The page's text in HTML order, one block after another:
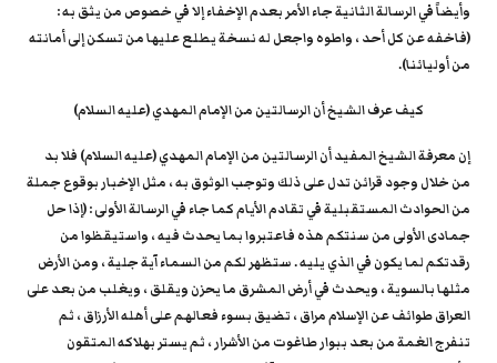
وأيضاً في الرسالة الثانية جاء الأمر بعدم الإخفاء إلا في خصوص من يثق به :
(فاخفه عن كل أحد ، واطوه واجعل له نسخة يطلع عليها من تسكن إلى أمانته
من أوليائنا).
كيف عرف الشيخ أن الرسالتين من الإمام المهدي (عليه السلام)
إن معرفة الشيخ المفيد أن الرسالتين من الإمام المهدي (عليه السلام) فلا بد
من خلال وجود قرائن تدل على ذلك وتوجب الوثوق به ، مثل الإخبار بوقوع جملة
من الحوادث المستقبلية في تقادم الأيام كما جاء في الرسالة الأولى : (إذا حل
جمادى الأولى من سنتكم هذه فاعتبروا بما يحدث فيه ، واستيقظوا من
رقدتكم لما يكون في الذي يليه . ستظهر لكم من السماء آية جلية ، ومن الأرض
مثلها بالسوية ، ويحدث في أرض المشرق ما يحزن ويقلق ، ويغلب من بعد على
العراق طوائف عن الإسلام مراق ، تضيق بسوء فعالهم على أهله الأرزاق ، ثم
تنفرج الغمة من بعد ببوار طاغوت من الأشرار ، ثم يستر بهلاكه المتقون